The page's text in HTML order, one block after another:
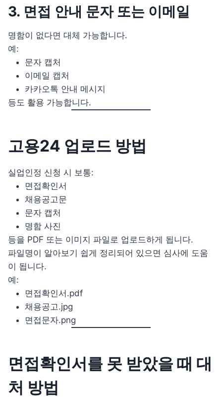
3. 면접 안내 문자 또는 이메일
명함이 없다면 대체 가능합니다.
예:
문자 캡처
이메일 캡처
카카오톡 안내 메시지
등도 활용 가능합니다.
고용24 업로드 방법
실업인정 신청 시 보통:
면접확인서
채용공고문
문자 캡처
명함 사진
등을 PDF 또는 이미지 파일로 업로드하게 됩니다.
파일명이 알아보기 쉽게 정리되어 있으면 심사에 도움
이 됩니다.
예:
면접확인서.pdf
채용공고.jpg
면접문자.png
면접확인서를 못 받았을 때 대
처 방법